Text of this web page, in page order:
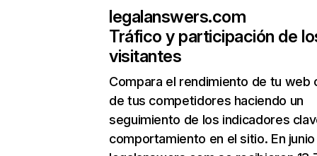
legalanswers.com
Tráfico y participación de
visitantes
Compara el rendimiento de tu web
de tus competidores haciendo un
seguimiento de los indicadores
comportamiento en el sitio. En junio